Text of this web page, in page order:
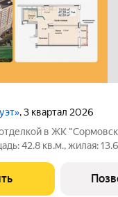
, 3 квартал 2026
в ЖК
42.8 кв.м., жилая:
один балкон,